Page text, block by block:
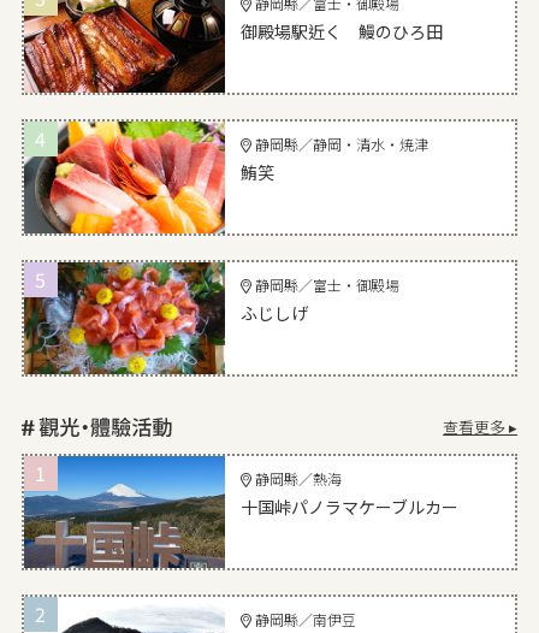
御殿場駅近く 鰻のひろ田
4 静岡縣／静岡・清水・焼津
鮪笑
5 静岡縣／富士・御殿場
ふじしげ
查看更多 ▸
1 静岡縣／熱海
十国峠パノラマケーブルカー
2 静岡縣／南伊豆